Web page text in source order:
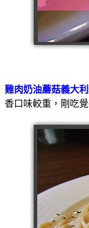
雞肉奶油蘑菇義大
香口味較重，剛吃